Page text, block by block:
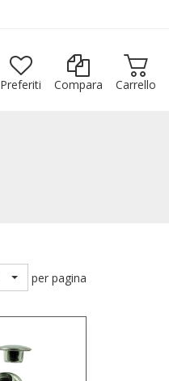
Preferiti Compara Carrello
per pagina